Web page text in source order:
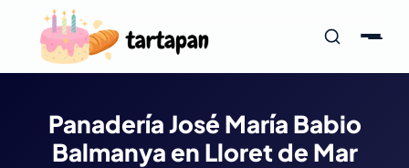
Panadería José María Babio
Balmanya en Lloret de Mar